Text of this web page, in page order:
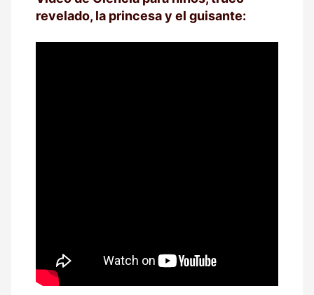
revelado, la princesa y el guisante: